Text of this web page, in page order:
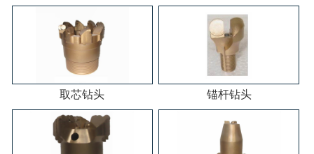
取芯钻头 锚杆钻头